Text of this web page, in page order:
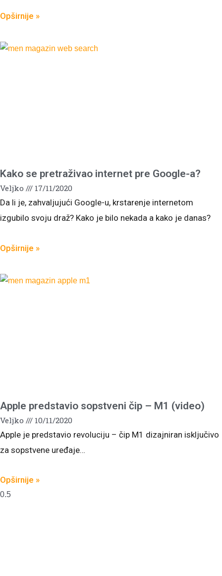
Opširnije »
Kako se pretraživao internet pre Google-a?
Veljko
17/11/2020
Da li je, zahvaljujući Google-u, krstarenje internetom
izgubilo svoju draž? Kako je bilo nekada a kako je danas?
Opširnije »
Apple predstavio sopstveni čip – M1 (video)
Veljko
10/11/2020
Apple je predstavio revoluciju – čip M1 dizajniran isključivo
za sopstvene uređaje…
Opširnije »